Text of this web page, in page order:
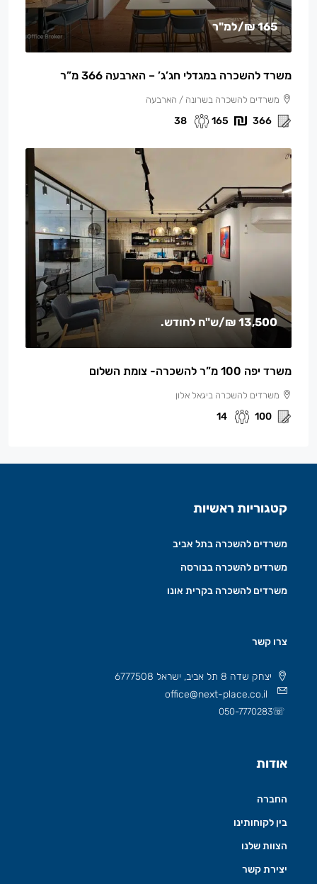
165 ₪ /למ"ר
משרד להשכרה במגדלי חג’ג’ – הארבעה 366 מ”ר
משרדים להשכרה בשרונה / הארבעה
366
165
38
13,500 ₪ /ש"ח לחודש.
משרד יפה 100 מ”ר להשכרה- צומת השלום
משרדים להשכרה ביגאל אלון
100
14
קטגוריות ראשיות
משרדים להשכרה בתל אביב
משרדים להשכרה בבורסה
משרדים להשכרה בקרית אונו
צרו קשר
יצחק שדה 8 תל אביב, ישראל 6777508
office@next-place.co.il
☏
050-7770283
אודות
החברה
בין לקוחותינו
הצוות שלנו
יצירת קשר